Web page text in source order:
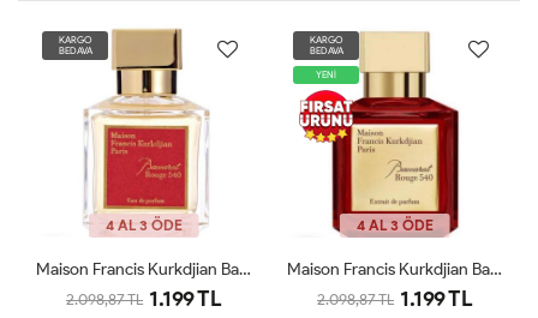
KARGO
BEDAVA
4 AL 3 ÖDE
Maison Francis Kurkdjian Baccarat 70 Ml EDP Unisex Tester
2.098,87 TL 1.199 TL
KARGO
BEDAVA
YENİ
4 AL 3 ÖDE
Maison Francis Kurkdjian Baccarat 540 Etrait De 70ml Unisex Tester
2.098,87 TL 1.199 TL